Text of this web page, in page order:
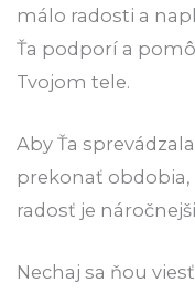
málo radosti a
Ťa podporí a
Tvojom tele.
Aby Ťa
prekonať obdobia,
radosť je
Nechaj sa ňou